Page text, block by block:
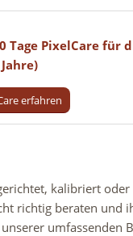
Tage PixelCare für
erfahren
kalibriert
richtig beraten und
umfassenden